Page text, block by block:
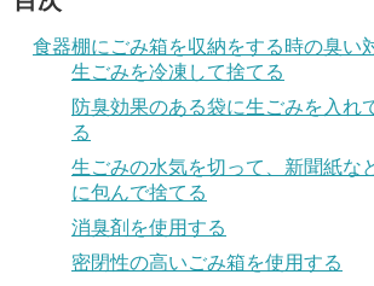
食器棚にごみ箱を収納をする時の臭い
生ごみを冷凍して捨てる
防臭効果のある袋に生ごみを入れ
る
生ごみの水気を切って、新聞紙な
に包んで捨てる
消臭剤を使用する
密閉性の高いごみ箱を使用する